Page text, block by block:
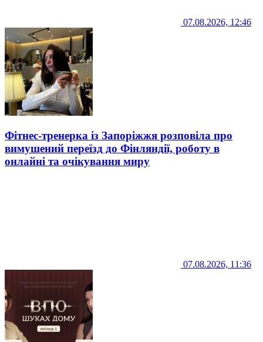
07.08.2026, 12:46
Фітнес-тренерка із Запоріжжя розповіла про
вимушений переїзд до Фінляндії, роботу в
онлайні та очікування миру
07.08.2026, 11:36